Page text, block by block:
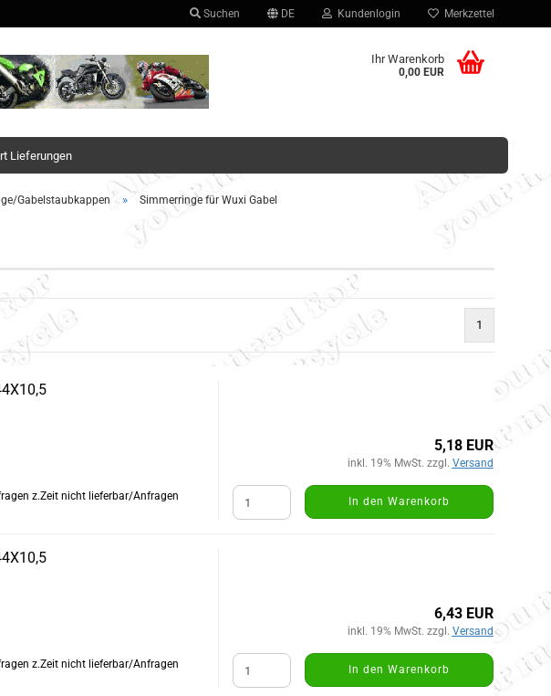
Suchen DE
Sprache auswählen
Kundenlogin
Konto erstellen
Merkzettel
Ihr Warenkorb
0,00 EUR
Lieferungen
Gabelstaubkappen » Simmerringe für Wuxi Gabel
1
z.Zeit nicht lieferbar/Anfragen
5,18 EUR
inkl. 19% MwSt. zzgl. Versand
In den Warenkorb
z.Zeit nicht lieferbar/Anfragen
6,43 EUR
inkl. 19% MwSt. zzgl. Versand
In den Warenkorb